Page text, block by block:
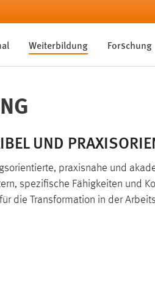
Weiterbildung(current)Forschung
UND
praxisnahe und
spezifische Fähigkeiten und
die Transformation in der